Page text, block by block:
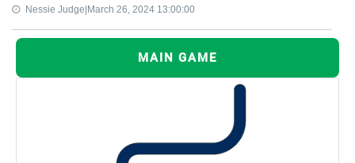
Nessie Judge|March 26, 2024 13:00:00
MAIN GAME